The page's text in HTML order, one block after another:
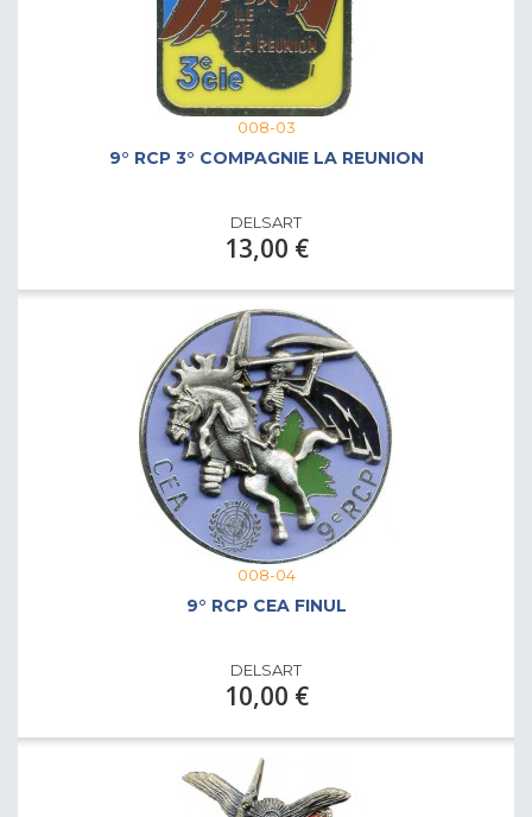
008-03
9° RCP 3° COMPAGNIE LA REUNION
DELSART
13,00 €
008-04
9° RCP CEA FINUL
DELSART
10,00 €